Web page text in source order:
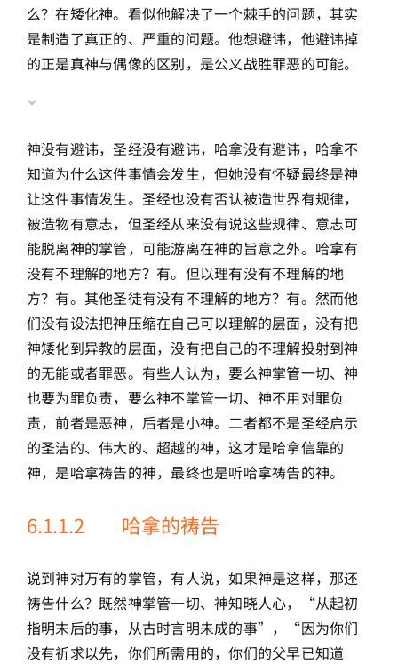
么？在矮化神。看似他解决了一个棘手的问题，其实
是制造了真正的、严重的问题。他想避讳，他避讳掉
的正是真神与偶像的区别，是公义战胜罪恶的可能。
神没有避讳，圣经没有避讳，哈拿没有避讳，哈拿不
知道为什么这件事情会发生，但她没有怀疑最终是神
让这件事情发生。圣经也没有否认被造世界有规律，
被造物有意志，但圣经从来没有说这些规律、意志可
能脱离神的掌管，可能游离在神的旨意之外。哈拿有
没有不理解的地方？有。但以理有没有不理解的地
方？有。其他圣徒有没有不理解的地方？有。然而他
们没有设法把神压缩在自己可以理解的层面，没有把
神矮化到异教的层面，没有把自己的不理解投射到神
的无能或者罪恶。有些人认为，要么神掌管一切、神
也要为罪负责，要么神不掌管一切、神不用对罪负
责，前者是恶神，后者是小神。二者都不是圣经启示
的圣洁的、伟大的、超越的神，这才是哈拿信靠的
神，是哈拿祷告的神，最终也是听哈拿祷告的神。
6.1.1.2 哈拿的祷告
说到神对万有的掌管，有人说，如果神是这样，那还
祷告什么？既然神掌管一切、神知晓人心，“从起初
指明末后的事，从古时言明未成的事”，“因为你们
没有祈求以先，你们所需用的，你们的父早已知道